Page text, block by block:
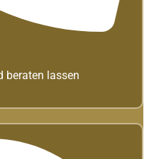
beraten lassen